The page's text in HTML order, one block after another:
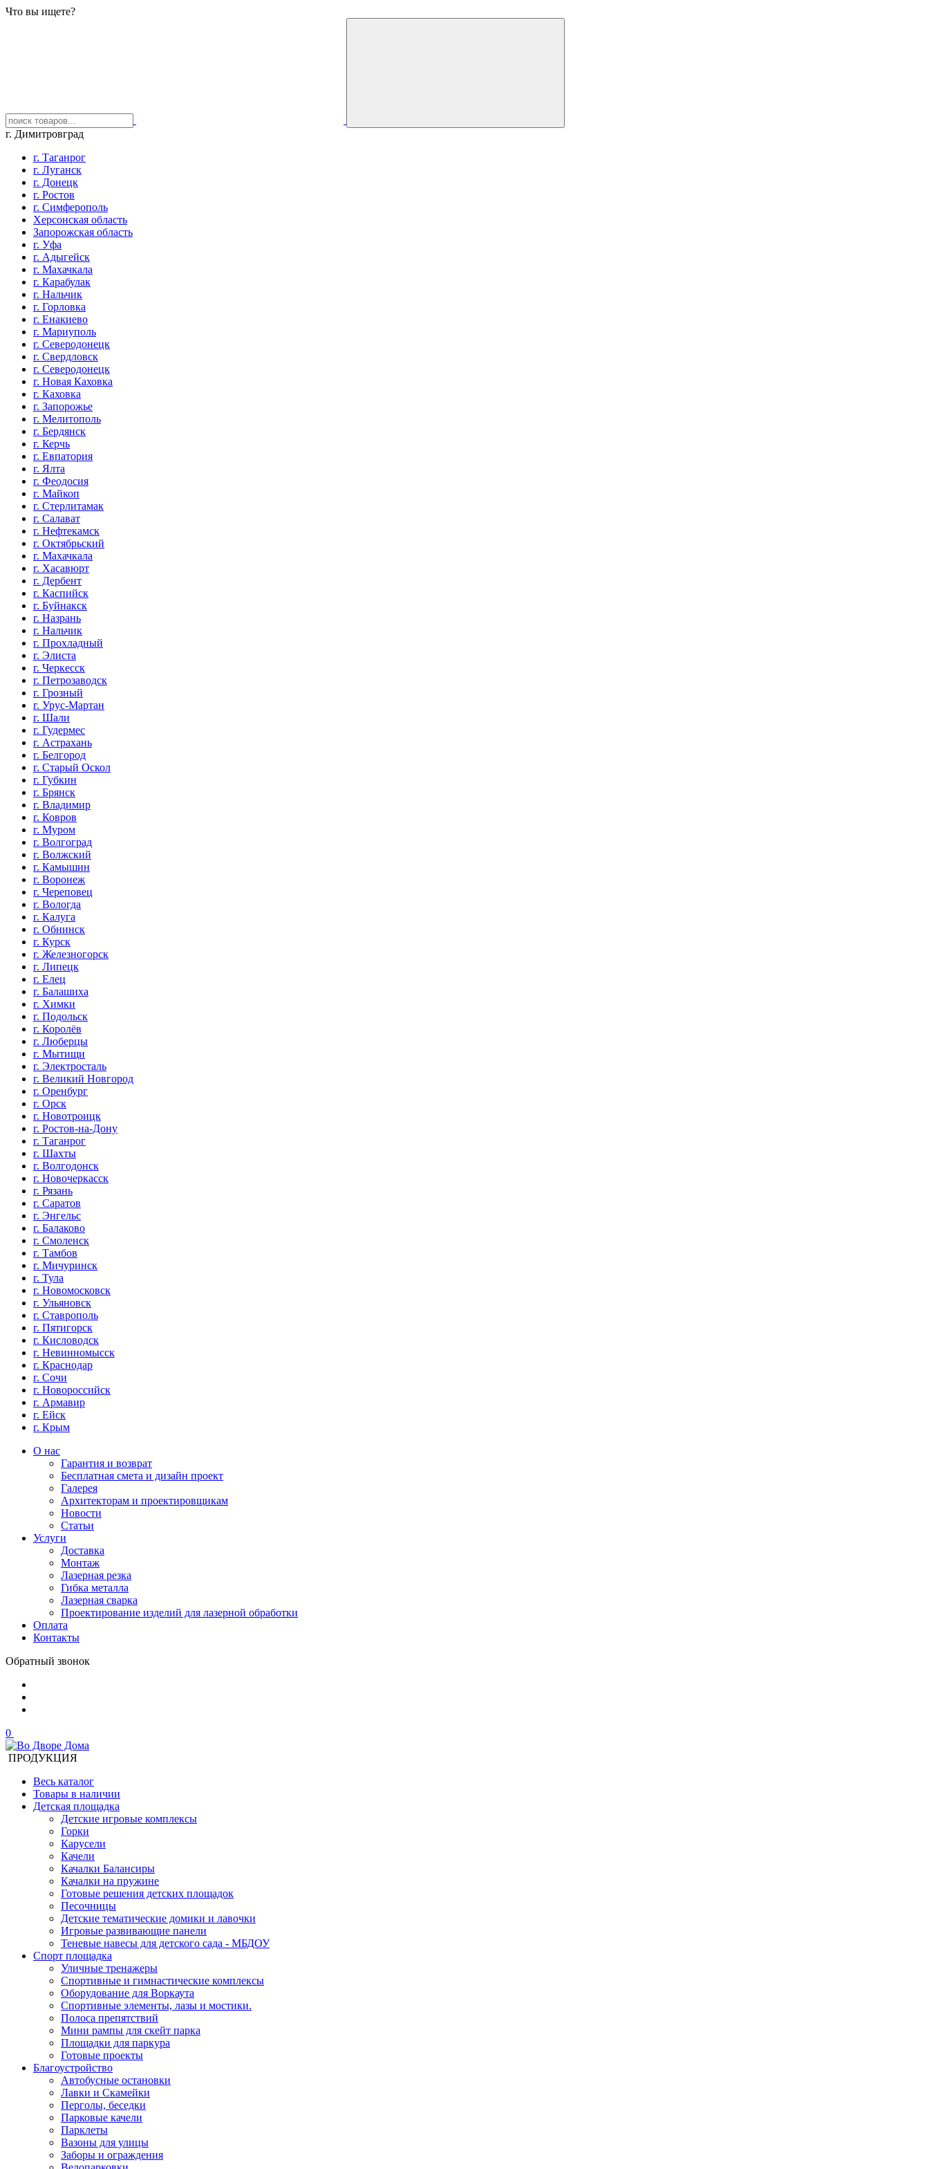
Что вы ищете?
г. Димитровград
г. Таганрог
г. Луганск
г. Донецк
г. Ростов
г. Симферополь
Херсонская область
Запорожская область
г. Уфа
г. Адыгейск
г. Махачкала
г. Карабулак
г. Нальчик
г. Горловка
г. Енакиево
г. Мариуполь
г. Северодонецк
г. Свердловск
г. Северодонецк
г. Новая Каховка
г. Каховка
г. Запорожье
г. Мелитополь
г. Бердянск
г. Керчь
г. Евпатория
г. Ялта
г. Феодосия
г. Майкоп
г. Стерлитамак
г. Салават
г. Нефтекамск
г. Октябрьский
г. Махачкала
г. Хасавюрт
г. Дербент
г. Каспийск
г. Буйнакск
г. Назрань
г. Нальчик
г. Прохладный
г. Элиста
г. Черкесск
г. Петрозаводск
г. Грозный
г. Урус-Мартан
г. Шали
г. Гудермес
г. Астрахань
г. Белгород
г. Старый Оскол
г. Губкин
г. Брянск
г. Владимир
г. Ковров
г. Муром
г. Волгоград
г. Волжский
г. Камышин
г. Воронеж
г. Череповец
г. Вологда
г. Калуга
г. Обнинск
г. Курск
г. Железногорск
г. Липецк
г. Елец
г. Балашиха
г. Химки
г. Подольск
г. Королёв
г. Люберцы
г. Мытищи
г. Электросталь
г. Великий Новгород
г. Оренбург
г. Орск
г. Новотроицк
г. Ростов-на-Дону
г. Таганрог
г. Шахты
г. Волгодонск
г. Новочеркасск
г. Рязань
г. Саратов
г. Энгельс
г. Балаково
г. Смоленск
г. Тамбов
г. Мичуринск
г. Тула
г. Новомосковск
г. Ульяновск
г. Ставрополь
г. Пятигорск
г. Кисловодск
г. Невинномысск
г. Краснодар
г. Сочи
г. Новороссийск
г. Армавир
г. Ейск
г. Крым
О нас
Гарантия и возврат
Бесплатная смета и дизайн проект
Галерея
Архитекторам и проектировщикам
Новости
Статьи
Услуги
Доставка
Монтаж
Лазерная резка
Гибка металла
Лазерная сварка
Проектирование изделий для лазерной обработки
Оплата
Контакты
Обратный звонок
0
ПРОДУКЦИЯ
Весь каталог
Товары в наличии
Детская площадка
Детские игровые комплексы
Горки
Карусели
Качели
Качалки Балансиры
Качалки на пружине
Готовые решения детских площадок
Песочницы
Детские тематические домики и лавочки
Игровые развивающие панели
Теневые навесы для детского сада - МБДОУ
Спорт площадка
Уличные тренажеры
Спортивные и гимнастические комплексы
Оборудование для Воркаута
Спортивные элементы, лазы и мостики.
Полоса препятствий
Мини рампы для скейт парка
Площадки для паркура
Готовые проекты
Благоустройство
Автобусные остановки
Лавки и Скамейки
Перголы, беседки
Парковые качели
Парклеты
Вазоны для улицы
Заборы и ограждения